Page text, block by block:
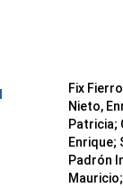
Fix
Nieto,
Patricia;
Enrique;
Padrón
Mauricio;